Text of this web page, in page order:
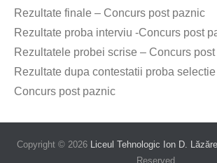
Rezultate finale – Concurs post paznic
Rezultate proba interviu -Concurs post
Rezultatele probei scrise – Concurs
Rezultate dupa contestatii proba
Concurs post paznic
Copyright © 2026 Liceul Tehnologic Ion D.
Reserved.